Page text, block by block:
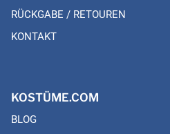
RÜCKGABE / RETOUREN
KONTAKT
KOSTÜME.COM
BLOG